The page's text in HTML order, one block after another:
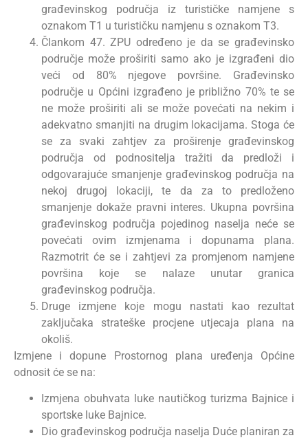
građevinskog područja iz turističke namjene s
oznakom T1 u turističku namjenu s oznakom T3.
Člankom 47. ZPU određeno je da se građevinsko
područje može proširiti samo ako je izgrađeni dio
veći od 80% njegove površine. Građevinsko
područje u Općini izgrađeno je približno 70% te se
ne može proširiti ali se može povećati na nekim i
adekvatno smanjiti na drugim lokacijama. Stoga će
se za svaki zahtjev za proširenje građevinskog
područja od podnositelja tražiti da predloži i
odgovarajuće smanjenje građevinskog područja na
nekoj drugoj lokaciji, te da za to predloženo
smanjenje dokaže pravni interes. Ukupna površina
građevinskog područja pojedinog naselja neće se
povećati ovim izmjenama i dopunama plana.
Razmotrit će se i zahtjevi za promjenom namjene
površina koje se nalaze unutar granica
građevinskog područja.
Druge izmjene koje mogu nastati kao rezultat
zaključaka strateške procjene utjecaja plana na
okoliš.
Izmjene i dopune Prostornog plana uređenja Općine
odnosit će se na:
Izmjena obuhvata luke nautičkog turizma Bajnice i
sportske luke Bajnice.
Dio građevinskog područja naselja Duće planiran za